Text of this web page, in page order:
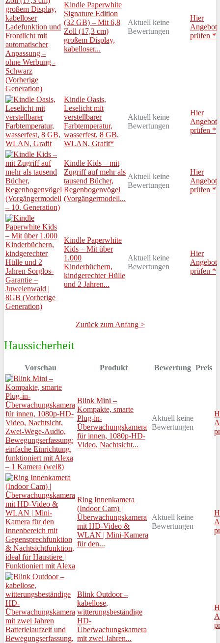
Kindle Paperwhite
Signature Edition
(32 GB) – Mit 6,8
Zoll (17,3 cm)
großem Display,
kabelloser...
Aktuell keine
Bewertungen
Hier
Angebot
prüfen *
Kindle Oasis,
Leselicht mit
verstellbarer
Farbtemperatur,
wasserfest, 8 GB,
WLAN, Grafit*
Aktuell keine
Bewertungen
Hier
Angebot
prüfen *
Kindle Kids – mit
Zugriff auf mehr als
tausend Bücher,
Regenbogenvögel
(Vorgängermodell...
Aktuell keine
Bewertungen
Hier
Angebot
prüfen *
Kindle Paperwhite
Kids – Mit über
1.000
Kinderbüchern,
kindgerechter Hülle
und 2 Jahren...
Aktuell keine
Bewertungen
Hier
Angebot
prüfen *
Zurück zum Anfang >
Haussicherheit
Vorschau Produkt Bewertung Preis
Blink Mini –
Kompakte, smarte
Plug-in-
Überwachungskamera
für innen, 1080p-HD-
Video, Nachtsicht...
Aktuell keine
Bewertungen
Ring Innenkamera
(Indoor Cam) |
Überwachungskamera
mit HD-Video &
WLAN | Mini-Kamera
für den...
Aktuell keine
Bewertungen
Blink Outdoor –
kabellose,
witterungsbeständige
HD-
Überwachungskamera
mit zwei Jahren...